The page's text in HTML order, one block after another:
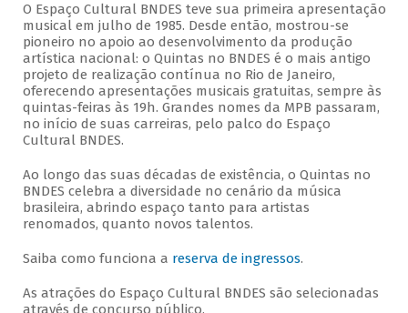
O Espaço Cultural BNDES teve sua primeira apresentação
musical em julho de 1985. Desde então, mostrou-se
pioneiro no apoio ao desenvolvimento da produção
artística nacional: o Quintas no BNDES é o mais antigo
projeto de realização contínua no Rio de Janeiro,
oferecendo apresentações musicais gratuitas, sempre às
quintas-feiras às 19h. Grandes nomes da MPB passaram,
no início de suas carreiras, pelo palco do Espaço
Cultural BNDES.
Ao longo das suas décadas de existência, o Quintas no
BNDES celebra a diversidade no cenário da música
brasileira, abrindo espaço tanto para artistas
renomados, quanto novos talentos.
Saiba como funciona a reserva de ingressos.
As atrações do Espaço Cultural BNDES são selecionadas